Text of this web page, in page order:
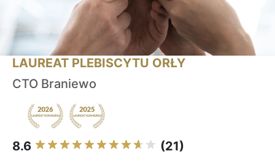
LAUREAT PLEBISCYTU ORŁY
CTO Braniewo
8.6 (21)